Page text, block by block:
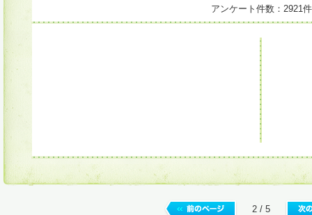
アンケート件数：2921件
2 / 5